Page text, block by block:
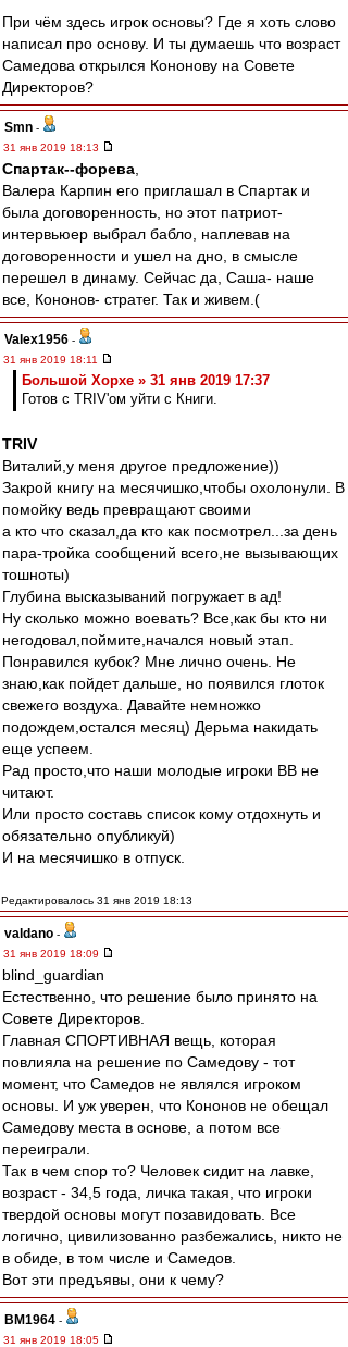
При чём здесь игрок основы? Где я хоть слово
написал про основу. И ты думаешь что возраст
Самедова открылся Кононову на Совете
Директоров?
Smn -
31 янв 2019 18:13
Cпартак--форева
Валера Карпин его приглашал в Спартак и
была договоренность, но этот патриот-
интервьюер выбрал бабло, наплевав на
договоренности и ушел на дно, в смысле
перешел в динаму. Сейчас да, Саша- наше
все, Кононов- стратег. Так и живем.(
Valex1956 -
31 янв 2019 18:11
Большой Хорхе » 31 янв 2019 17:37
Готов с TRIV'ом уйти с Книги.
TRIV
Виталий,у меня другое предложение))
Закрой книгу на месячишко,чтобы охолонули. В
помойку ведь превращают своими
а кто что сказал,да кто как посмотрел...за день
пара-тройка сообщений всего,не вызывающих
тошноты)
Глубина высказываний погружает в ад!
Ну сколько можно воевать? Все,как бы кто ни
негодовал,поймите,начался новый этап.
Понравился кубок? Мне лично очень. Не
знаю,как пойдет дальше, но появился глоток
свежего воздуха. Давайте немножко
подождем,остался месяц) Дерьма накидать
еще успеем.
Рад просто,что наши молодые игроки ВВ не
читают.
Или просто составь список кому отдохнуть и
обязательно опубликуй)
И на месячишко в отпуск.
Редактировалось 31 янв 2019 18:13
valdano -
31 янв 2019 18:09
blind_guardian
Естественно, что решение было принято на
Совете Директоров.
Главная СПОРТИВНАЯ вещь, которая
повлияла на решение по Самедову - тот
момент, что Самедов не являлся игроком
основы. И уж уверен, что Кононов не обещал
Самедову места в основе, а потом все
переиграли.
Так в чем спор то? Человек сидит на лавке,
возраст - 34,5 года, личка такая, что игроки
твердой основы могут позавидовать. Все
логично, цивилизованно разбежались, никто не
в обиде, в том числе и Самедов.
Вот эти предъявы, они к чему?
BM1964 -
31 янв 2019 18:05